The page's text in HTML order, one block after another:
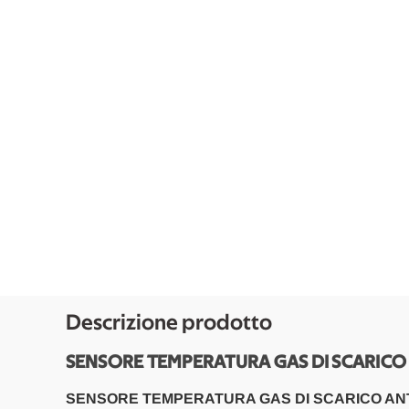
Descrizione prodotto
SENSORE TEMPERATURA GAS DI
SENSORE TEMPERATURA GAS DI SCARICO